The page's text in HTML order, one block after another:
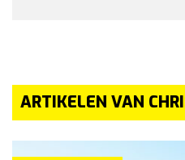
ARTIKELEN VAN